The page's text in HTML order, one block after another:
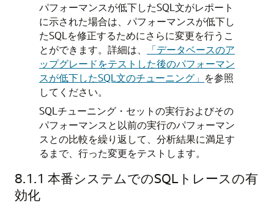
パフォーマンスが低下したSQL文がレポート
に示された場合は、パフォーマンスが低下し
たSQLを修正するためにさらに変更を行うこ
とができます。詳細は、
「データベースのア
ップグレードをテストした後のパフォーマン
スが低下したSQL文のチューニング」 を参照
してください。
SQLチューニング・セットの実行およびその
パフォーマンスと以前の実行のパフォーマン
スとの比較を繰り返して、分析結果に満足す
るまで、行った変更をテストします。
8.1.1 本番システムでのSQLトレースの有
効化